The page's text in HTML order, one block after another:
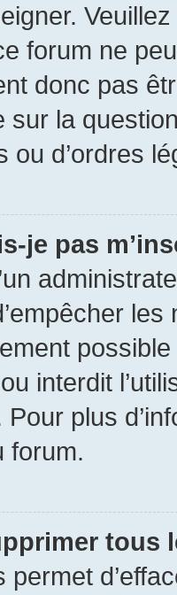
forum ne
donc pas
sur la
ou d’ordres
je pas
interdit
plus
forum.
tous
permet